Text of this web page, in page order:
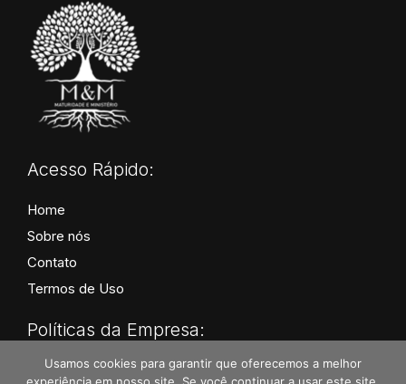
Acesso Rápido:
Home
Sobre nós
Contato
Termos de Uso
Políticas da Empresa:
Políticas de Privacidade
Usamos cookies para garantir que oferecemos a melhor